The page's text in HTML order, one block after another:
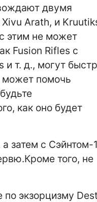
двумя
Arath, и
этим не может
Fusion Rifles с
и т. д., могут
может помочь
как оно будет
затем с Сэйнтом-
того, не
по экзорцизму